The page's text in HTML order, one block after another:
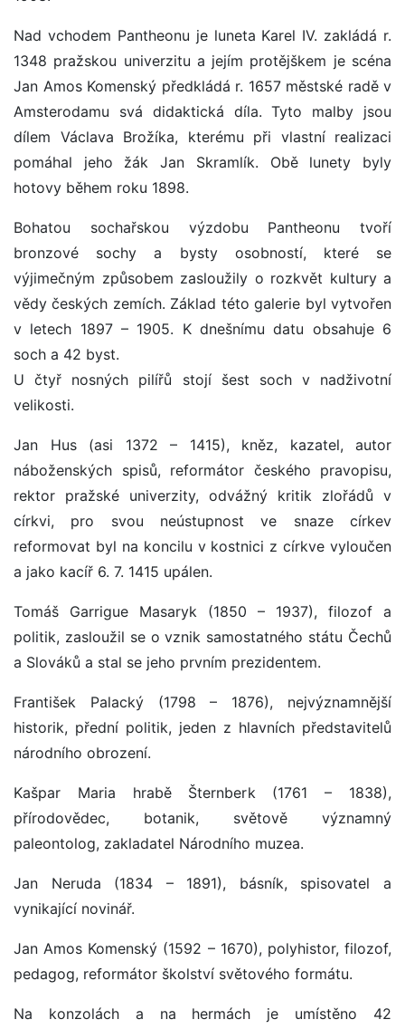
Nad vchodem Pantheonu je luneta Karel IV. zakládá r.
1348 pražskou univerzitu a jejím protějškem je scéna
Jan Amos Komenský předkládá r. 1657 městské radě v
Amsterodamu svá didaktická díla. Tyto malby jsou
dílem Václava Brožíka, kterému při vlastní realizaci
pomáhal jeho žák Jan Skramlík. Obě lunety byly
hotovy během roku 1898.
Bohatou sochařskou výzdobu Pantheonu tvoří
bronzové sochy a bysty osobností, které se
výjimečným způsobem zasloužily o rozkvět kultury a
vědy českých zemích. Základ této galerie byl vytvořen
v letech 1897 – 1905. K dnešnímu datu obsahuje 6
soch a 42 byst.
U čtyř nosných pilířů stojí šest soch v nadživotní
velikosti.
Jan Hus (asi 1372 – 1415), kněz, kazatel, autor
náboženských spisů, reformátor českého pravopisu,
rektor pražské univerzity, odvážný kritik zlořádů v
církvi, pro svou neústupnost ve snaze církev
reformovat byl na koncilu v kostnici z církve vyloučen
a jako kacíř 6. 7. 1415 upálen.
Tomáš Garrigue Masaryk (1850 – 1937), filozof a
politik, zasloužil se o vznik samostatného státu Čechů
a Slováků a stal se jeho prvním prezidentem.
František Palacký (1798 – 1876), nejvýznamnější
historik, přední politik, jeden z hlavních představitelů
národního obrození.
Kašpar Maria hrabě Šternberk (1761 – 1838),
přírodovědec, botanik, světově významný
paleontolog, zakladatel Národního muzea.
Jan Neruda (1834 – 1891), básník, spisovatel a
vynikající novinář.
Jan Amos Komenský (1592 – 1670), polyhistor, filozof,
pedagog, reformátor školství světového formátu.
Na konzolách a na hermách je umístěno 42